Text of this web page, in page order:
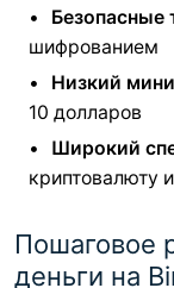
Безопасные
шифрованием
Низкий
10 долларов
Широкий
криптовалюту
Пошаговое
деньги на